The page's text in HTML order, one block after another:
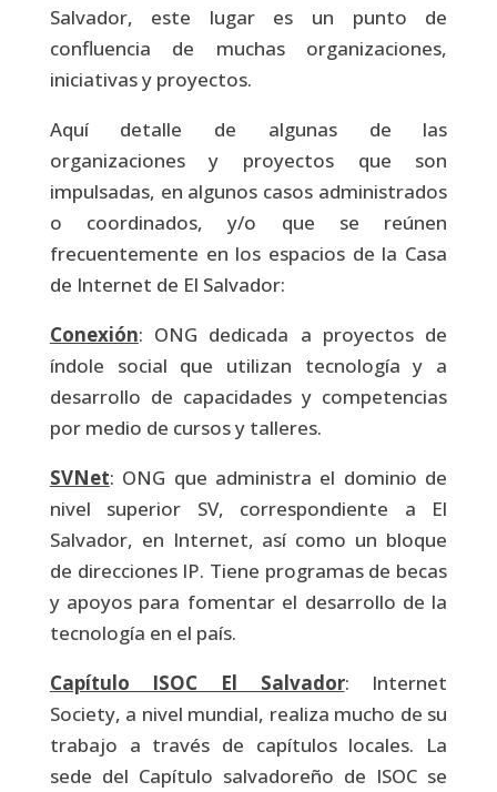
Salvador, este lugar es un punto de
confluencia de muchas organizaciones,
iniciativas y proyectos.
Aquí detalle de algunas de las
organizaciones y proyectos que son
impulsadas, en algunos casos administrados
o coordinados, y/o que se reúnen
frecuentemente en los espacios de la Casa
de Internet de El Salvador:
Conexión: ONG dedicada a proyectos de
índole social que utilizan tecnología y a
desarrollo de capacidades y competencias
por medio de cursos y talleres.
SVNet: ONG que administra el dominio de
nivel superior SV, correspondiente a El
Salvador, en Internet, así como un bloque
de direcciones IP. Tiene programas de becas
y apoyos para fomentar el desarrollo de la
tecnología en el país.
Capítulo ISOC El Salvador: Internet
Society, a nivel mundial, realiza mucho de su
trabajo a través de capítulos locales. La
sede del Capítulo salvadoreño de ISOC se